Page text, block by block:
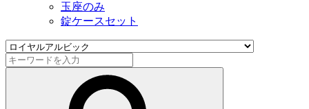
玉座のみ
錠ケースセット